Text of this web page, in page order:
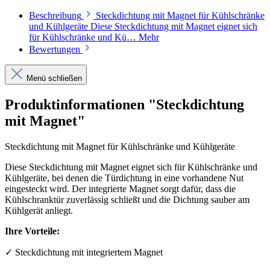
Beschreibung
Steckdichtung mit Magnet für Kühlschränke
und Kühlgeräte Diese Steckdichtung mit Magnet eignet sich
für Kühlschränke und Kü… Mehr
Bewertungen
Menü schließen
Produktinformationen "Steckdichtung
mit Magnet"
Steckdichtung mit Magnet für Kühlschränke und Kühlgeräte
Diese Steckdichtung mit Magnet eignet sich für Kühlschränke und
Kühlgeräte, bei denen die Türdichtung in eine vorhandene Nut
eingesteckt wird. Der integrierte Magnet sorgt dafür, dass die
Kühlschranktür zuverlässig schließt und die Dichtung sauber am
Kühlgerät anliegt.
Ihre Vorteile:
✓ Steckdichtung mit integriertem Magnet